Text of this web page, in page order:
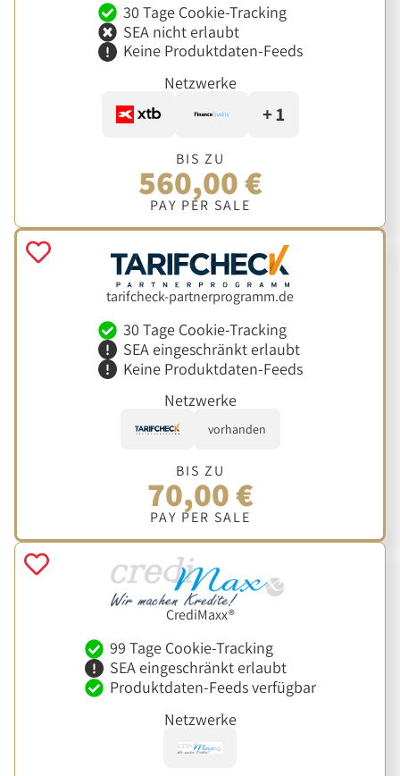
30 Tage Cookie-Tracking
SEA nicht erlaubt
Keine Produktdaten-Feeds
Netzwerke
+ 1
BIS ZU
560,00 €
PAY PER SALE
tarifcheck-partnerprogramm.de
30 Tage Cookie-Tracking
SEA eingeschränkt erlaubt
Keine Produktdaten-Feeds
Netzwerke
vorhanden
BIS ZU
70,00 €
PAY PER SALE
CrediMaxx®
99 Tage Cookie-Tracking
SEA eingeschränkt erlaubt
Produktdaten-Feeds verfügbar
Netzwerke